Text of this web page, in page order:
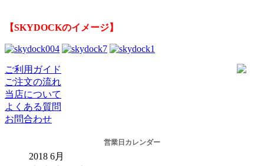
【SKYDOCKのイメージ】
ご利用ガイド
ご注文の流れ
当店について
よくある質問
お問合わせ
営業日カレンダー
2018 6月